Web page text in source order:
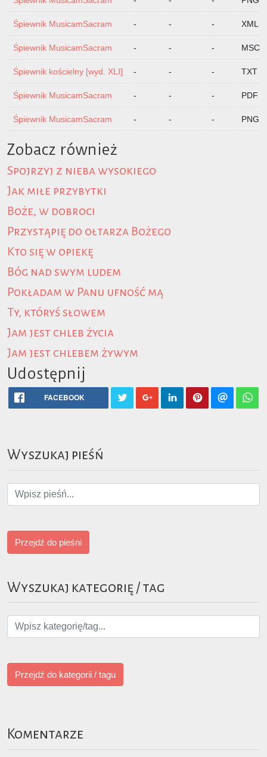
Śpiewnik MusicamSacram - - - XML
Śpiewnik MusicamSacram - - - MSCZ
Śpiewnik kościelny [wyd. XLI] - - - TXT
Śpiewnik MusicamSacram - - - PDF
Śpiewnik MusicamSacram - - - PNG
Zobacz również
Spojrzyj z nieba wysokiego
Jak miłe przybytki
Boże, w dobroci
Przystąpię do ołtarza Bożego
Kto się w opiekę
Bóg nad swym ludem
Pokładam w Panu ufność mą
Ty, któryś słowem
Jam jest chleb życia
Jam jest chlebem żywym
Udostępnij
FACEBOOK
Wyszukaj pieśń
Przejdź do pieśni
Wyszukaj kategorię / tag
Przejdź do kategorii / tagu
Komentarze